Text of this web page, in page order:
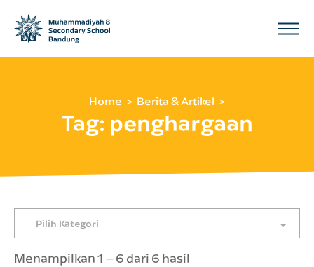
Home Berita & Artikel
Tag: penghargaan
Pilih Kategori
Menampilkan 1 – 6 dari 6 hasil